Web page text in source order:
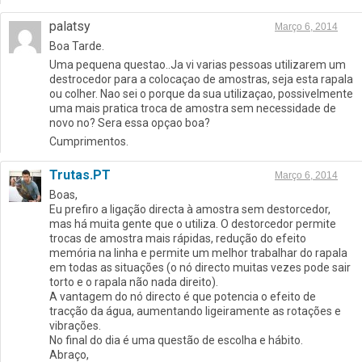
palatsy Março 6, 2014
Boa Tarde.
Uma pequena questao..Ja vi varias pessoas utilizarem um
destrocedor para a colocaçao de amostras, seja esta rapala
ou colher. Nao sei o porque da sua utilizaçao, possivelmente
uma mais pratica troca de amostra sem necessidade de
novo no? Sera essa opçao boa?
Cumprimentos.
Trutas.PT Março 6, 2014
Boas,
Eu prefiro a ligação directa à amostra sem destorcedor,
mas há muita gente que o utiliza. O destorcedor permite
trocas de amostra mais rápidas, redução do efeito
memória na linha e permite um melhor trabalhar do rapala
em todas as situações (o nó directo muitas vezes pode sair
torto e o rapala não nada direito).
A vantagem do nó directo é que potencia o efeito de
tracção da água, aumentando ligeiramente as rotações e
vibrações.
No final do dia é uma questão de escolha e hábito.
Abraço,